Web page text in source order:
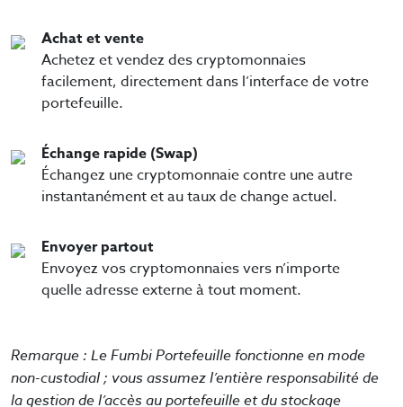
Achat et vente
Achetez et vendez des cryptomonnaies
facilement, directement dans l’interface de votre
portefeuille.
Échange rapide (Swap)
Échangez une cryptomonnaie contre une autre
instantanément et au taux de change actuel.
Envoyer partout
Envoyez vos cryptomonnaies vers n’importe
quelle adresse externe à tout moment.
Remarque : Le Fumbi Portefeuille fonctionne en mode
non-custodial ; vous assumez l’entière responsabilité de
la gestion de l’accès au portefeuille et du stockage